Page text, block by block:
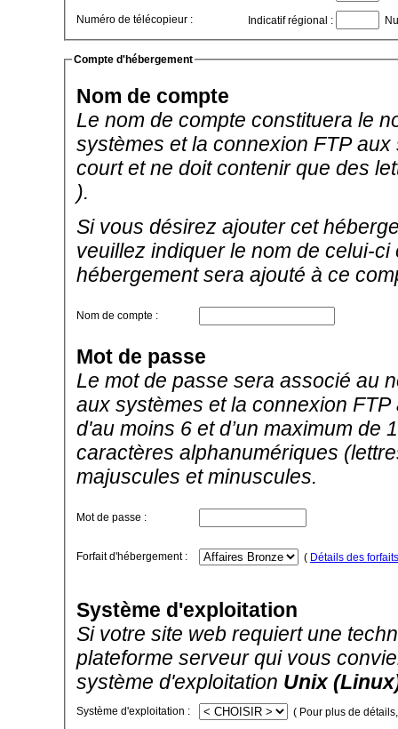
Numéro de télécopieur : Indicatif régional :
Compte d'hébergement
Nom de compte
Le nom de compte constituera le
systèmes et la connexion FTP
court et ne doit contenir que des
).
Si vous désirez ajouter cet
veuillez indiquer le nom de celui-
hébergement sera ajouté à ce
Nom de compte :
Mot de passe
Le mot de passe sera associé au
aux systèmes et la connexion
d'au moins 6 et d’un maximum de
caractères alphanumériques
majuscules et minuscules.
Mot de passe :
Forfait d'hébergement : ( Détails des forfaits
Système d'exploitation
Si votre site web requiert une
plateforme serveur qui vous
système d'exploitation Unix
Système d'exploitation : ( Pour plus de